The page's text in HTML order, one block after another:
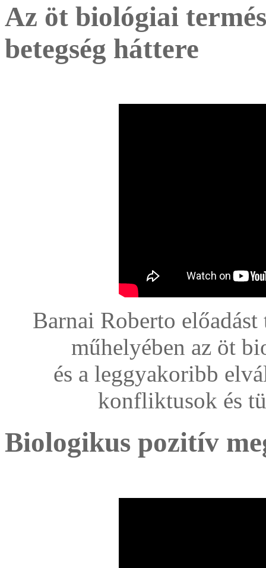
Az öt biológiai
betegség háttere
Barnai Roberto
műhelyében az öt
és a leggyakoribb
konfliktusok és
Biologikus pozitív